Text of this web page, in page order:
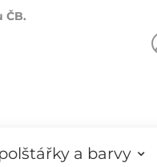
ČB.
a barvy